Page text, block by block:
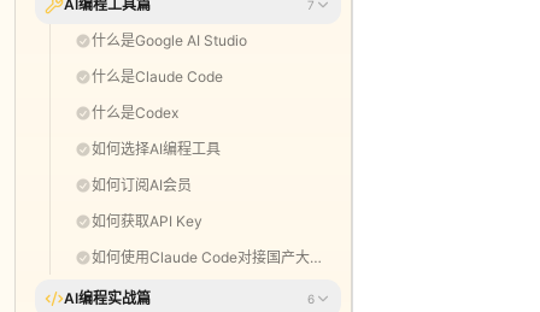
AI编程工具篇 7
什么是Google AI Studio
什么是Claude Code
什么是Codex
如何选择AI编程工具
如何订阅AI会员
如何获取API Key
如何使用Claude Code对接国产大模型
AI编程实战篇 6